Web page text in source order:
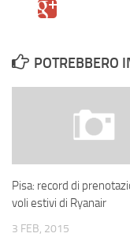
POTREBBERO
Pisa: record di
voli estivi di Ryanair
3 FEB, 2015